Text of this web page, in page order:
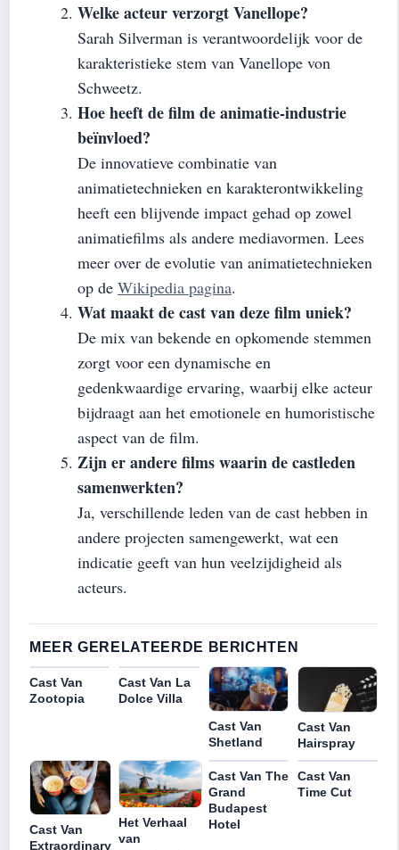
Welke acteur verzorgt Vanellope?
Sarah Silverman is verantwoordelijk voor de
karakteristieke stem van Vanellope von
Schweetz.
Hoe heeft de film de animatie-industrie
beïnvloed?
De innovatieve combinatie van
animatietechnieken en karakterontwikkeling
heeft een blijvende impact gehad op zowel
animatiefilms als andere mediavormen. Lees
meer over de evolutie van animatietechnieken
op de Wikipedia pagina.
Wat maakt de cast van deze film uniek?
De mix van bekende en opkomende stemmen
zorgt voor een dynamische en
gedenkwaardige ervaring, waarbij elke acteur
bijdraagt aan het emotionele en humoristische
aspect van de film.
Zijn er andere films waarin de castleden
samenwerkten?
Ja, verschillende leden van de cast hebben in
andere projecten samengewerkt, wat een
indicatie geeft van hun veelzijdigheid als
acteurs.
MEER GERELATEERDE BERICHTEN
Cast Van
Zootopia
Cast Van La
Dolce Villa
Cast Van
Shetland
Cast Van
Hairspray
Cast Van
Extraordinary
Het Verhaal
van
Cast Van The
Grand
Budapest
Hotel
Cast Van
Time Cut